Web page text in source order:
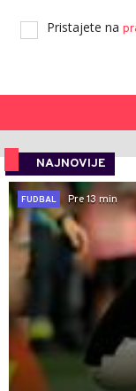
Pristajete na
NAJNOVIJE
FUDBAL
Pre 13 min